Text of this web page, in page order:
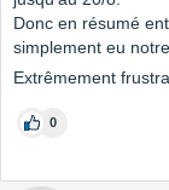
Donc en résumé
simplement eu
Extrêmement
0